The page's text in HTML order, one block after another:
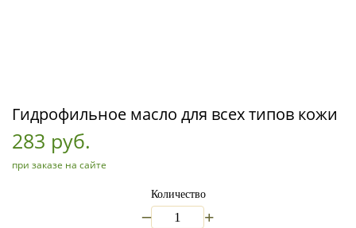
Гидрофильное масло для всех типов кожи
283 руб.
при заказе на сайте
Количество
+